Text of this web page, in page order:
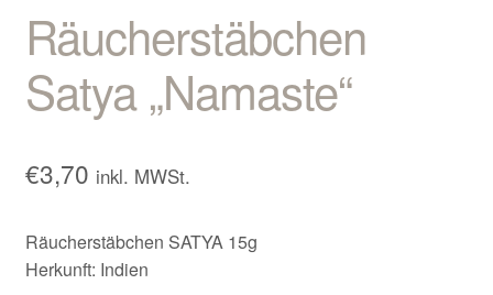
Märkte
Gewerbe
Kontakt/Anfahrt
Räucherstäbchen
Satya „Namaste“
€3,70 inkl. MWSt.
Räucherstäbchen SATYA 15g
Herkunft: Indien